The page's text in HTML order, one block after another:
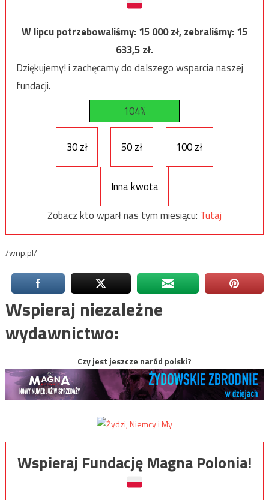
W lipcu potrzebowaliśmy:15 000zł, zebraliśmy:15
633,5zł.
Dziękujemy! i zachęcamy do dalszego wsparcia naszej
fundacji.
104%
30 zł 50 zł 100 zł
Inna kwota
Zobacz kto wparł nas tym miesiącu: Tutaj
/wnp.pl/
Wspieraj niezależne
wydawnictwo:
Czy jest jeszcze naród polski?
Wspieraj Fundację Magna Polonia!